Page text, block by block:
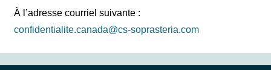
À l’adresse courriel suivante :
confidentialite.canada@cs-soprasteria.com